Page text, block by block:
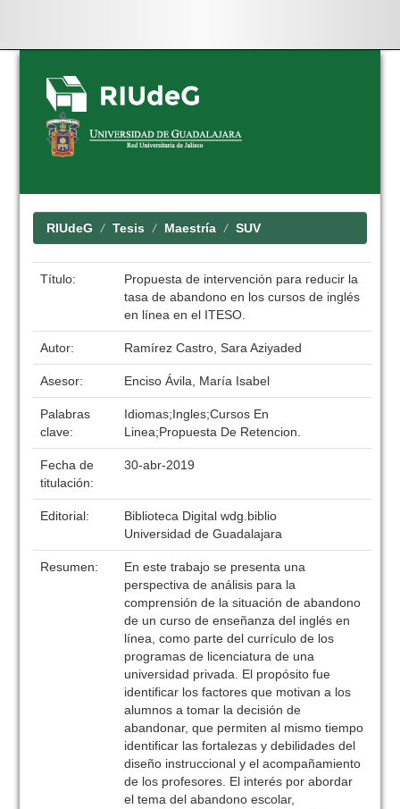
Skip
navigation
RIUdeG Tesis Maestría SUV
Título:
Propuesta de intervención para reducir la
tasa de abandono en los cursos de inglés
en línea en el ITESO.
Autor: Ramírez Castro, Sara Aziyaded
Asesor: Enciso Ávila, María Isabel
Palabras
clave:
Idiomas;Ingles;Cursos En
Linea;Propuesta De Retencion.
Fecha de
titulación:
30-abr-2019
Editorial:
Biblioteca Digital wdg.biblio
Universidad de Guadalajara
Resumen:
En este trabajo se presenta una
perspectiva de análisis para la
comprensión de la situación de abandono
de un curso de enseñanza del inglés en
línea, como parte del currículo de los
programas de licenciatura de una
universidad privada. El propósito fue
identificar los factores que motivan a los
alumnos a tomar la decisión de
abandonar, que permiten al mismo tiempo
identificar las fortalezas y debilidades del
diseño instruccional y el acompañamiento
de los profesores. El interés por abordar
el tema del abandono escolar,